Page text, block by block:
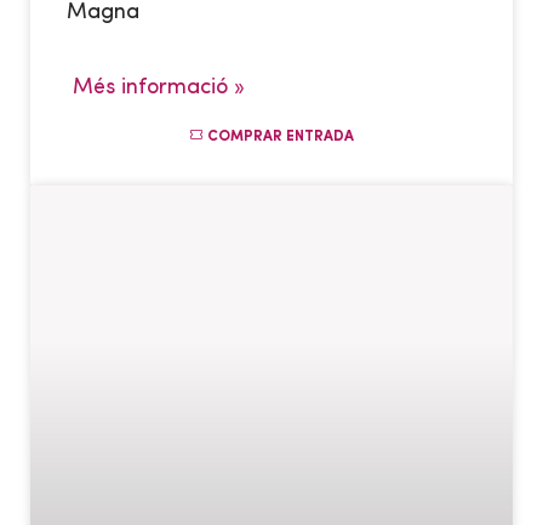
Magna
Més informació »
COMPRAR ENTRADA